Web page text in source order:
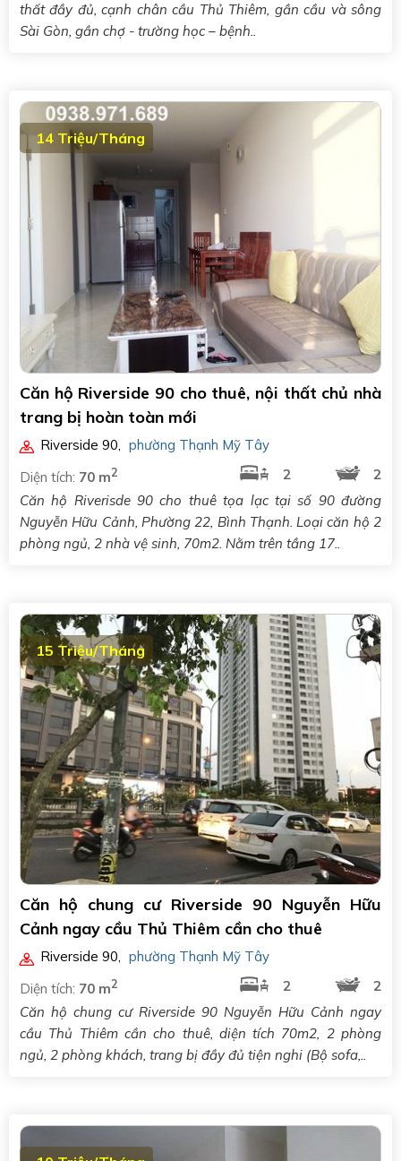
thất đầy đủ, cạnh chân cầu Thủ Thiêm, gần cầu và sông
Sài Gòn, gần chợ - trường học – bệnh..
14 Triệu/Tháng
Căn hộ Riverside 90 cho thuê, nội thất chủ nhà
trang bị hoàn toàn mới
Riverside 90
phường Thạnh Mỹ Tây
Diện tích: 70 m2 2
2
Căn hộ Riverisde 90 cho thuê tọa lạc tại số 90 đường
Nguyễn Hữu Cảnh, Phường 22, Bình Thạnh. Loại căn hộ 2
phòng ngủ, 2 nhà vệ sinh, 70m2. Nằm trên tầng 17..
15 Triệu/Tháng
Căn hộ chung cư Riverside 90 Nguyễn Hữu
Cảnh ngay cầu Thủ Thiêm cần cho thuê
Riverside 90, phường Thạnh Mỹ Tây
Diện tích: 70 m2 2
2
Căn hộ chung cư Riverside 90 Nguyễn Hữu Cảnh ngay
cầu Thủ Thiêm cần cho thuê, diện tích 70m2, 2 phòng
ngủ, 2 phòng khách, trang bị đầy đủ tiện nghi (Bộ sofa,..